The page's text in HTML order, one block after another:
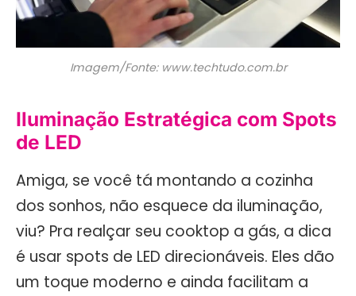
Imagem/Fonte: www.techtudo.com.br
Iluminação Estratégica com Spots
de LED
Amiga, se você tá montando a cozinha
dos sonhos, não esquece da iluminação,
viu? Pra realçar seu cooktop a gás, a dica
é usar spots de LED direcionáveis. Eles dão
um toque moderno e ainda facilitam a